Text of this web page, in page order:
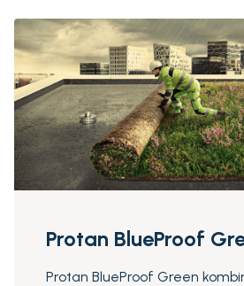
Protan BlueProof
Protan BlueProof Green